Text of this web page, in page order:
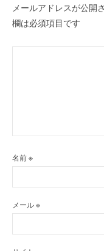
メールアドレスが公開
欄は必須項目です
名前※
メール※